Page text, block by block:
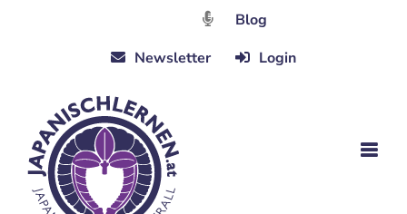
Blog
Newsletter
Login